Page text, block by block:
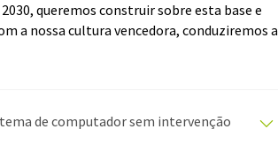
queremos construir sobre esta base e
a nossa cultura vencedora, conduziremos a
de computador sem intervenção